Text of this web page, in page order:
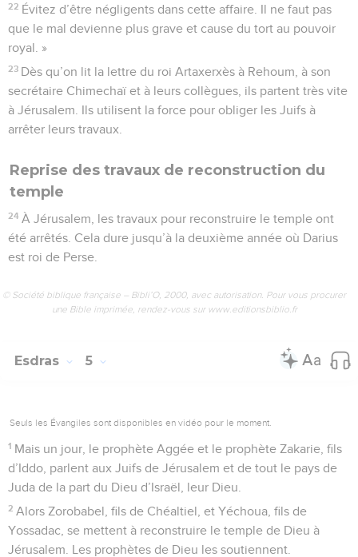
22 Évitez d’être négligents dans cette affaire. Il ne faut pas
que le mal devienne plus grave et cause du tort au pouvoir
royal. »
23 Dès qu’on lit la lettre du roi Artaxerxès à Rehoum, à son
secrétaire Chimechaï et à leurs collègues, ils partent très vite
à Jérusalem. Ils utilisent la force pour obliger les Juifs à
arrêter leurs travaux.
Reprise des travaux de reconstruction du
temple
24 À Jérusalem, les travaux pour reconstruire le temple ont
été arrêtés. Cela dure jusqu’à la deuxième année où Darius
est roi de Perse.
© Société biblique française – Bibli’O, 2000, avec autorisation. Pour vous procurer
une Bible imprimée, rendez-vous sur www.editionsbiblio.fr
Esdras 5
Seuls les Évangiles sont disponibles en vidéo pour le moment.
1 Mais un jour, le prophète Aggée et le prophète Zakarie, fils
d’Iddo, parlent aux Juifs de Jérusalem et de tout le pays de
Juda de la part du Dieu d’Israël, leur Dieu.
2 Alors Zorobabel, fils de Chéaltiel, et Yéchoua, fils de
Yossadac, se mettent à reconstruire le temple de Dieu à
Jérusalem. Les prophètes de Dieu les soutiennent.